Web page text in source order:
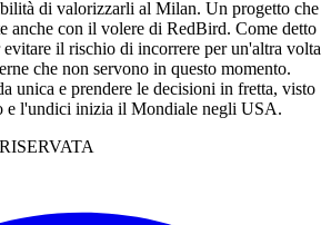
di valorizzarli al Milan. Un progetto che
anche con il volere di RedBird. Come detto
il rischio di incorrere per un'altra volta
che non servono in questo momento.
unica e prendere le decisioni in fretta, visto
e l'undici inizia il Mondiale negli USA.